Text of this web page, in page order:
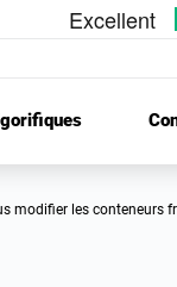
modifier les